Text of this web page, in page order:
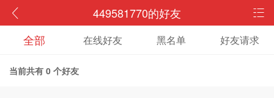
449581770的好友
全部 在线好友 黑名单 好友请求
当前共有 0 个好友